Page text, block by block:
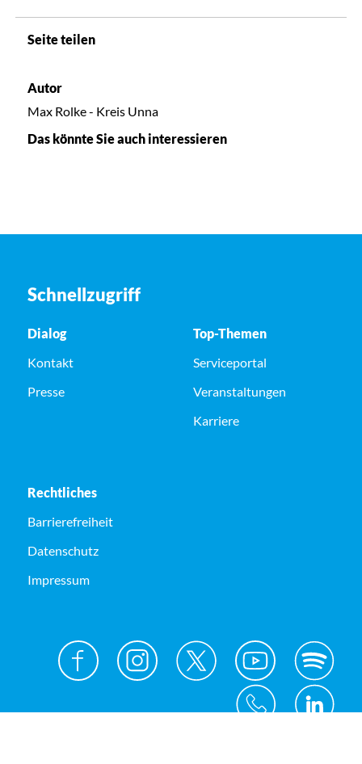
Seite teilen
Autor
Max Rolke - Kreis Unna
Das könnte Sie auch interessieren
Schnellzugriff
Dialog
Kontakt
Presse
Top-Themen
Serviceportal
Veranstaltungen
Karriere
Rechtliches
Barrierefreiheit
Datenschutz
Impressum